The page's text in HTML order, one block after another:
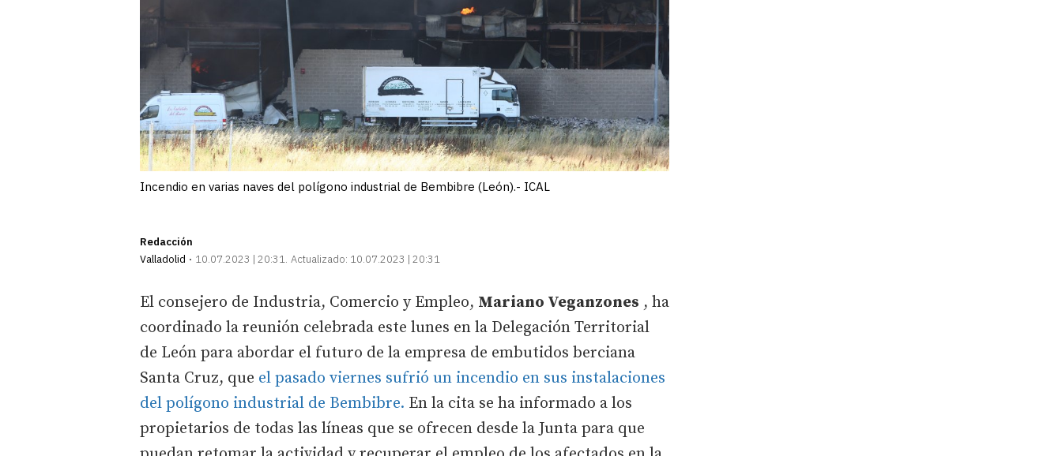
Incendio en varias naves del polígono industrial de Bembibre (León).- ICAL
Redacción
Valladolid
10.07.2023 | 20:31 Actualizado: 10.07.2023 | 20:31
El consejero de Industria, Comercio y Empleo, Mariano Veganzones , ha
coordinado la reunión celebrada este lunes en la Delegación Territorial
de León para abordar el futuro de la empresa de embutidos berciana
Santa Cruz, que el pasado viernes sufrió un incendio en sus instalaciones
del polígono industrial de Bembibre. En la cita se ha informado a los
propietarios de todas las líneas que se ofrecen desde la Junta para que